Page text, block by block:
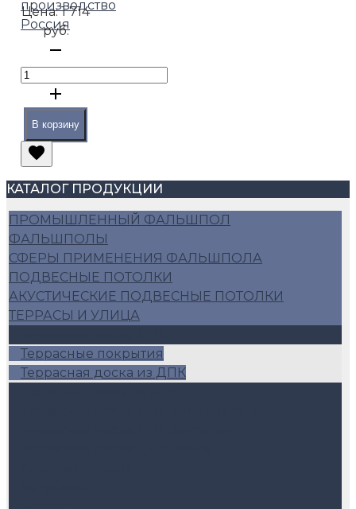
производство
Россия
Цена:1 714
руб.
В корзину
КАТАЛОГ ПРОДУКЦИИ
ПРОМЫШЛЕННЫЙ ФАЛЬШПОЛ
ФАЛЬШПОЛЫ
СФЕРЫ ПРИМЕНЕНИЯ ФАЛЬШПОЛА
ПОДВЕСНЫЕ ПОТОЛКИ
АКУСТИЧЕСКИЕ ПОДВЕСНЫЕ ПОТОЛКИ
ТЕРРАСЫ И УЛИЦА
Террасные покрытия
Террасная доска из ДПК